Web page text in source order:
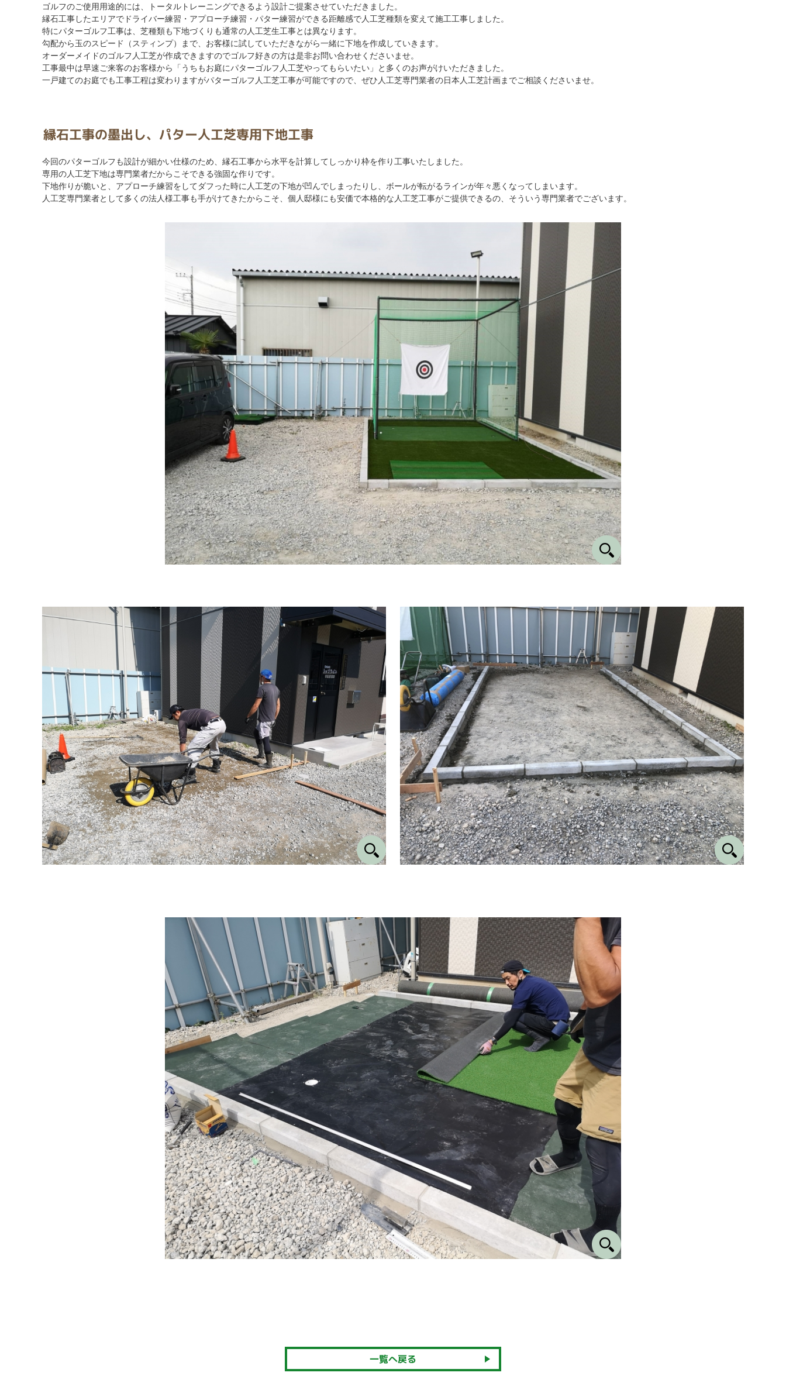
ゴルフのご使用用途的には、トータルトレーニングできるよう設計ご提案させていただきました。
縁石工事したエリアでドライバー練習・アプローチ練習・パター練習ができる距離感で人工芝種類を変えて施工工事しました。
特にパターゴルフ工事は、芝種類も下地づくりも通常の人工芝生工事とは異なります。
勾配から玉のスピード（スティンプ）まで、お客様に試していただきながら一緒に下地を作成していきます。
オーダーメイドのゴルフ人工芝が作成できますのでゴルフ好きの方は是非お問い合わせくださいませ。
工事最中は早速ご来客のお客様から「うちもお庭にパターゴルフ人工芝やってもらいたい」と多くのお声がけいただきました。
一戸建てのお庭でも工事工程は変わりますがパターゴルフ人工芝工事が可能ですので、ぜひ人工芝専門業者の日本人工芝計画までご相談くださいませ。
縁石工事の墨出し、パター人工芝専用下地工事
今回のパターゴルフも設計が細かい仕様のため、縁石工事から水平を計算してしっかり枠を作り工事いたしました。
専用の人工芝下地は専門業者だからこそできる強固な作りです。
下地作りが脆いと、アプローチ練習をしてダフった時に人工芝の下地が凹んでしまったりし、ボールが転がるラインが年々悪くなってしまいます。
人工芝専門業者として多くの法人様工事も手がけてきたからこそ、個人邸様にも安価で本格的な人工芝工事がご提供できるの、そういう専門業者でございます。
一覧へ戻る